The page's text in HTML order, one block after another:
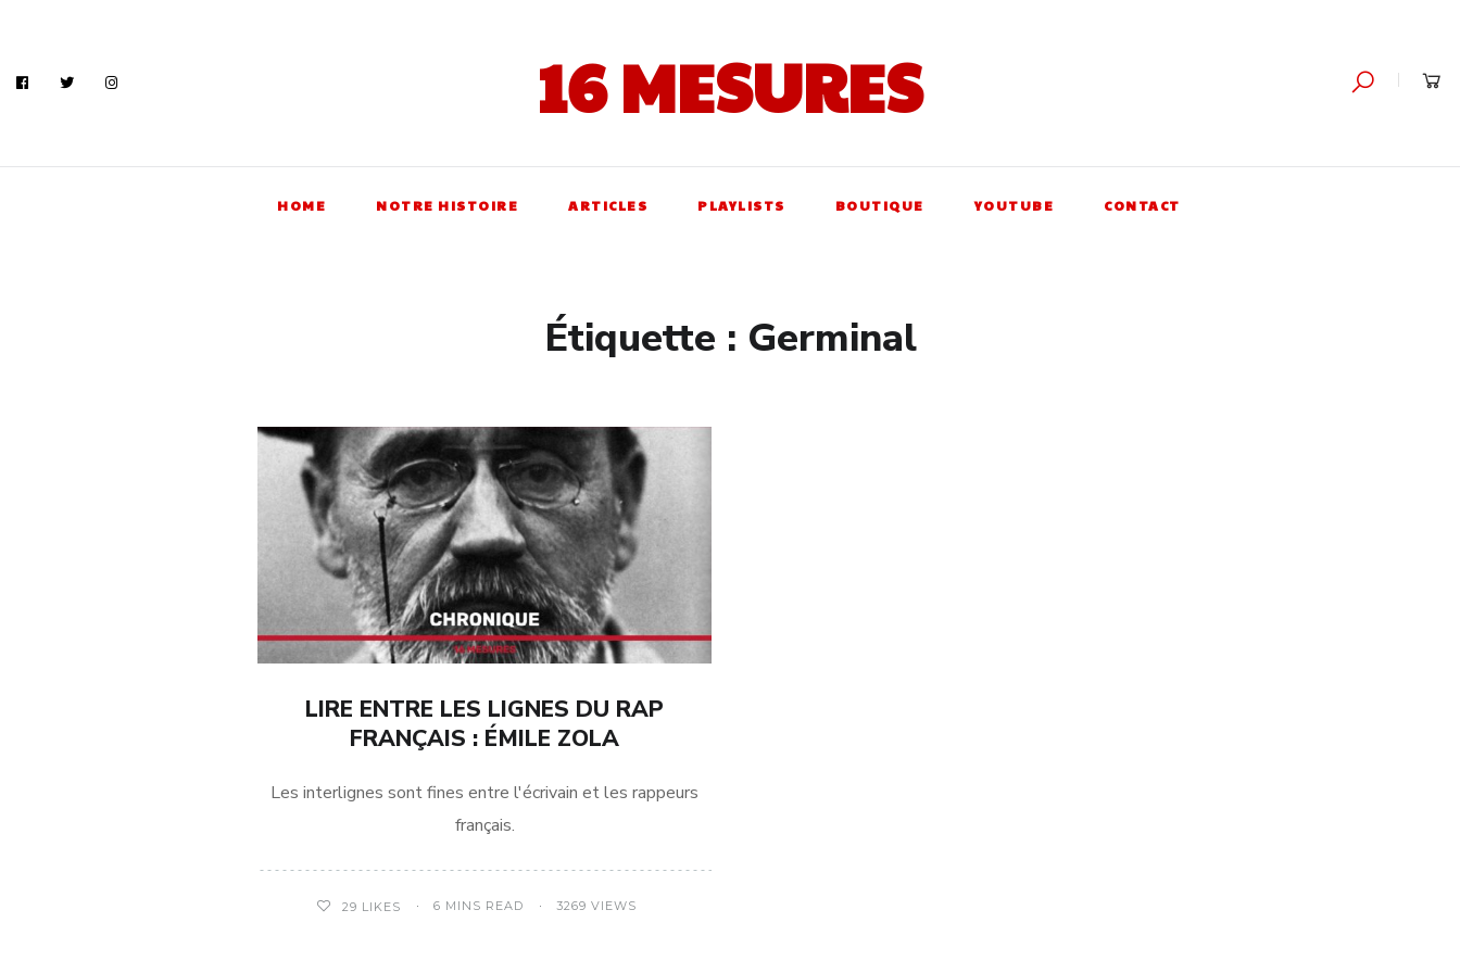
16 MESURES
HOME NOTRE HISTOIRE ARTICLES PLAYLISTS BOUTIQUE YOUTUBE CONTACT
Étiquette : Germinal
LIRE ENTRE LES LIGNES DU RAP
FRANÇAIS : ÉMILE ZOLA
Les interlignes sont fines entre l'écrivain et les rappeurs
français.
29 LIKES 6 MINS READ 3269 VIEWS